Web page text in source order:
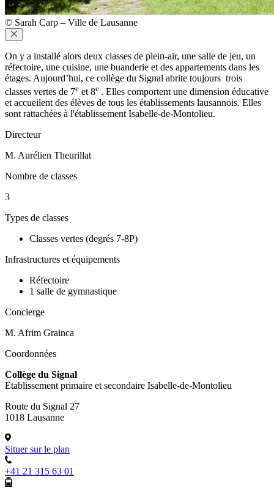
© Sarah Carp – Ville de Lausanne
On y a installé alors deux classes de plein-air, une salle de jeu, un
réfectoire, une cuisine, une buanderie et des appartements dans les
étages. Aujourd’hui, ce collège du Signal abrite toujours trois
classes vertes de 7e et 8e. . Elles comportent une dimension éducative
et accueilent des élèves de tous les établissements lausannois. Elles
sont rattachées à l'établissement Isabelle-de-Montolieu.
Directeur
M. Aurélien Theurillat
Nombre de classes
3
Types de classes
Classes vertes (degrés 7-8P)
Infrastructures et équipements
Réfectoire
1 salle de gymnastique
Concierge
M. Afrim Grainca
Coordonnées
Collège du Signal
Etablissement primaire et secondaire Isabelle-de-Montolieu
Route du Signal 27
1018 Lausanne
Situer sur le plan
+41 21 315 63 01